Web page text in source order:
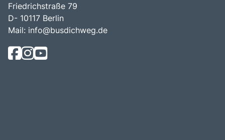
Friedrichstraße 79
D- 10117 Berlin
Mail: info@busdichweg.de